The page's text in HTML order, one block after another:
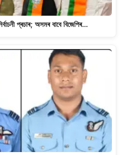
প্ৰচাৰ; অসমৰ বাবে বিজেপিৰ…